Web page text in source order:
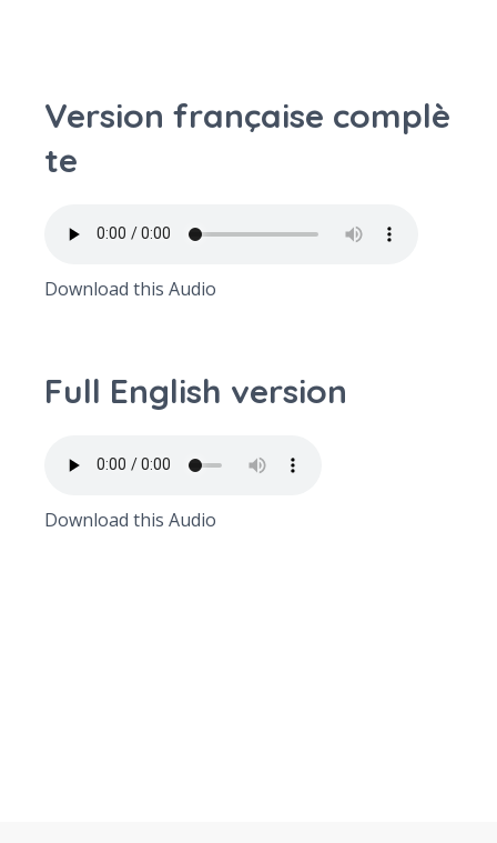
Version française complè
te
Download this Audio
Full English version
Download this Audio